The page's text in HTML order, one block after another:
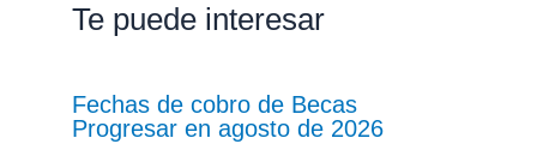
Te puede interesar
Fechas de cobro de Becas
Progresar en agosto de 2026